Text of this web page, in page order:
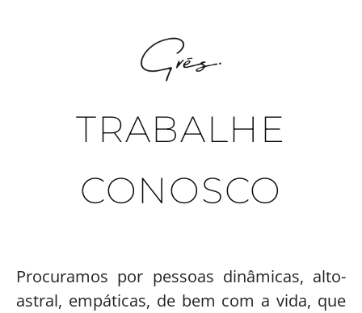
TRABALHE
CONOSCO
Procuramos por pessoas dinâmicas, alto-
astral, empáticas, de bem com a vida, que